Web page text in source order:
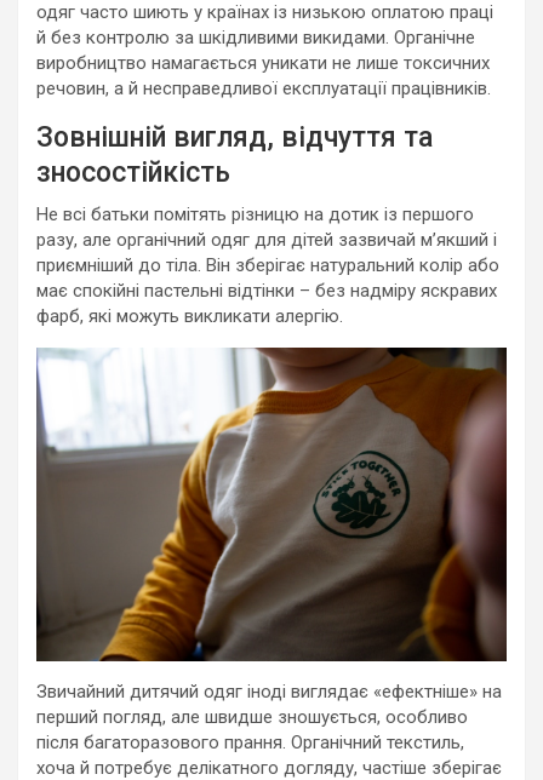
одяг часто шиють у країнах із низькою оплатою праці
й без контролю за шкідливими викидами. Органічне
виробництво намагається уникати не лише токсичних
речовин, а й несправедливої експлуатації працівників.
Зовнішній вигляд, відчуття та
зносостійкість
Не всі батьки помітять різницю на дотик із першого
разу, але органічний одяг для дітей зазвичай м’якший і
приємніший до тіла. Він зберігає натуральний колір або
має спокійні пастельні відтінки – без надміру яскравих
фарб, які можуть викликати алергію.
Звичайний дитячий одяг іноді виглядає «ефектніше» на
перший погляд, але швидше зношується, особливо
після багаторазового прання. Органічний текстиль,
хоча й потребує делікатного догляду, частіше зберігає